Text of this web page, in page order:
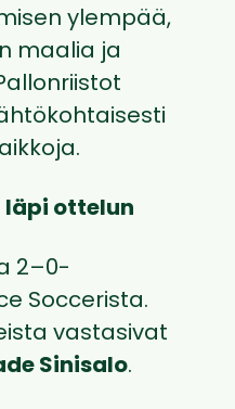
ylempää,
maalia ja
läpi ottelun
2–0-
Soccerista.
vastasivat
Sinisalo.